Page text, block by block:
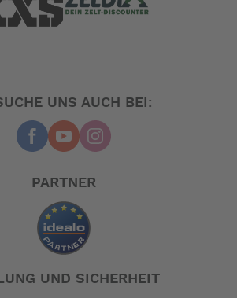
UNS AUCH BEI:
PARTNER
UND SICHERHEIT